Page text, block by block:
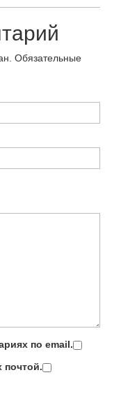
Обязательные
по email.
почтой.